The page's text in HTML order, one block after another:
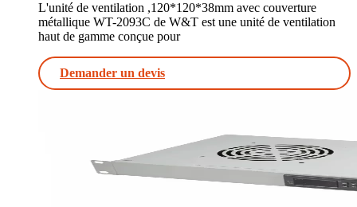
L'unité de ventilation ,120*120*38mm avec couverture
métallique WT-2093C de W&T est une unité de ventilation
haut de gamme conçue pour
Demander un devis